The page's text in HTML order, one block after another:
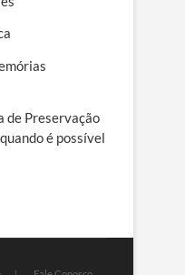
de Preservação
é possível